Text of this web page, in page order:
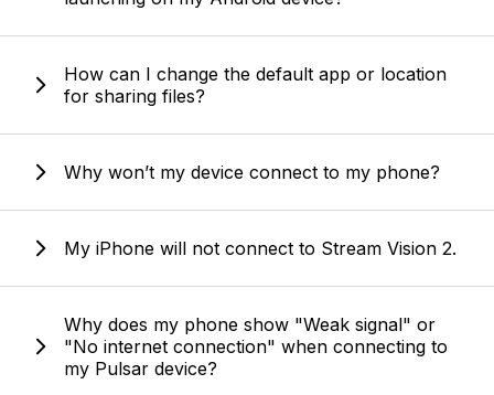
How can I change the default app or location
for sharing files?
Why won’t my device connect to my phone?
My iPhone will not connect to Stream Vision 2.
Why does my phone show "Weak signal" or
"No internet connection" when connecting to
my Pulsar device?